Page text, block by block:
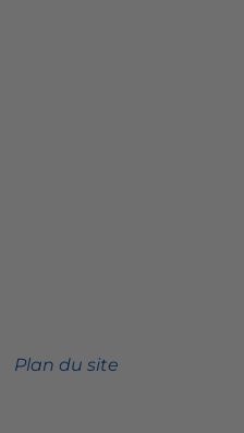
Plan du site